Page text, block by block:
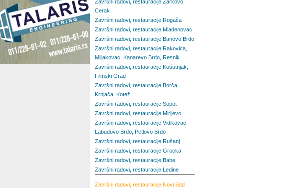
Završni radovi, restauracije Žarkovo,
Cerak
Završni radovi, restauracije Rogača
Završni radovi, restauracije Mladenovac
Završni radovi, restauracije Banovo Brdo
Završni radovi, restauracije Rakovica,
Miljakovac, Kanarevo Brdo, Resnik
Završni radovi, restauracije Košutnjak,
Filmski Grad
Završni radovi, restauracije Borča,
Krnjača, Kotež
Završni radovi, restauracije Sopot
Završni radovi, restauracije Mirijevo
Završni radovi, restauracije Vidikovac,
Labudovo Brdo, Petlovo Brdo
Završni radovi, restauracije Rušanj
Završni radovi, restauracije Grocka
Završni radovi, restauracije Babe
Završni radovi, restauracije Ledine
Završni radovi, restauracije Novi Sad